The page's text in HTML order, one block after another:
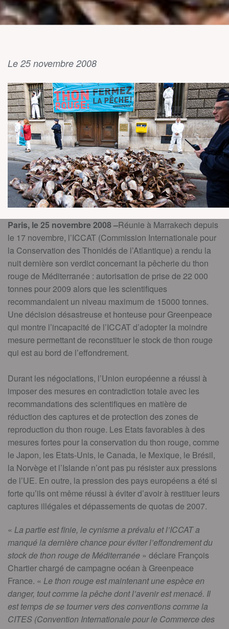
Le 25 novembre 2008
Paris, le 25 novembre 2008 –Réunie à Marrakech depuis
le 17 novembre, l’ICCAT (Commission Internationale pour
la Conservation des Thonidés de l’Atlantique) a rendu la
nuit dernière son verdict concernant la pêcherie du thon
rouge de Méditerranée : autorisation de prise de 22 000
tonnes pour 2009 alors que les scientifiques
recommandaient un niveau maximum de 15000 tonnes.
Une décision désastreuse et honteuse pour Greenpeace
qui montre l’incapacité de l’ICCAT d’adopter la moindre
mesure permettant de reconstituer le stock de thon rouge
qui est au bord de l’effondrement.
Durant les négociations, l’Union européenne a réussi à
imposer des mesures en contradiction totale avec les
recommandations des scientifiques en matière de
réduction des captures et de protection des zones de
reproduction du thon rouge. Les Etats favorables à des
mesures fortes pour la conservation du thon rouge, comme
le Japon, les Etats-Unis, le Canada, le Mexique, le Brésil,
la Norvège et l’Islande n’ont pas pu résister aux pressions
de l’UE. En outre, la pression des pays européens a été si
forte qu’ils ont même réussi à éviter d’avoir à restituer leurs
captures illégales et dépassements de quotas de 2007.
« La partie est finie, le cynisme a prévalu et l’ICCAT a
manqué la dernière chance pour éviter l’effondrement du
stock de thon rouge de Méditerranée » déclare François
Chartier chargé de campagne océan à Greenpeace
France. « Le thon rouge est maintenant une espèce en
danger, tout comme la pêche dont l’avenir est menacé. Il
est temps de se tourner vers des conventions comme la
CITES (Convention Internationale pour le Commerce des